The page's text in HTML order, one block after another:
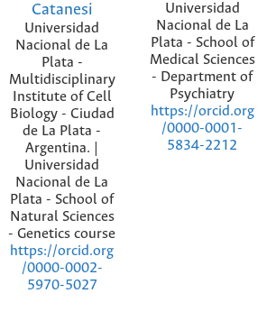
Catanesi
Universidad
Nacional de La
Plata -
Multidisciplinary
Institute of Cell
Biology - Ciudad
de La Plata -
Argentina. |
Universidad
Nacional de La
Plata - School of
Natural Sciences
- Genetics course
https://orcid.org
/0000-0002-
5970-5027
Universidad
Nacional de La
Plata - School of
Medical Sciences
- Department of
Psychiatry
https://orcid.org
/0000-0001-
5834-2212